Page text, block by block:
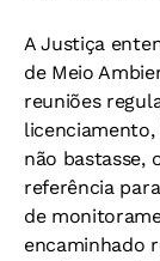
A Justiça
de Meio
reuniões
licenciamento,
não bastasse,
referência
de
encaminhado